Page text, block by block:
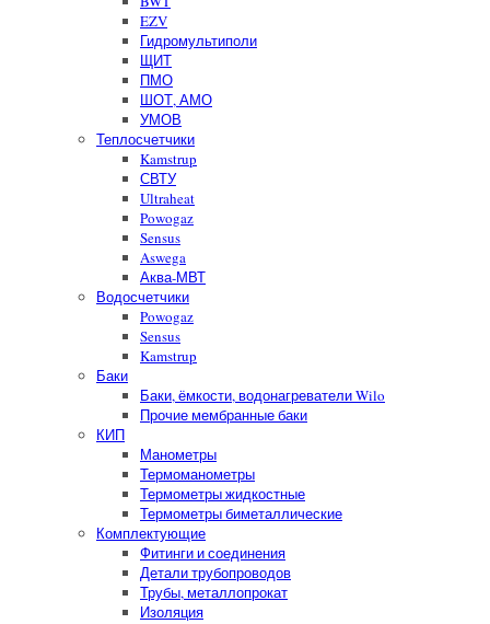
EZV
Гидромультиполи
ЩИТ
ПМО
ШОТ, АМО
УМОВ
Теплосчетчики
Kamstrup
СВТУ
Ultraheat
Powogaz
Sensus
Aswega
Аква-МВТ
Водосчетчики
Powogaz
Sensus
Kamstrup
Баки
Баки, ёмкости, водонагреватели Wilo
Прочие мембранные баки
КИП
Манометры
Термоманометры
Термометры жидкостные
Термометры биметаллические
Комплектующие
Фитинги и соединения
Детали трубопроводов
Трубы, металлопрокат
Изоляция